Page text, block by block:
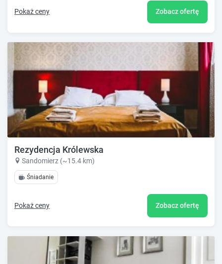
Pokaż ceny Zobacz ofertę
Rezydencja Królewska
Sandomierz (~15.4 km)
Śniadanie
Pokaż ceny Zobacz ofertę